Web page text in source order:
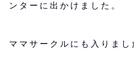
ンターに出かけました。
ママサークルにも入りまし